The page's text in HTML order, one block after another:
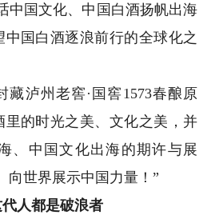
中国文化、中国白酒扬帆出海
国白酒逐浪前行的全球化之
藏泸州老窖·国窖1573春酿原
的时光之美、文化之美，并
、中国文化出海的期许与展
向世界展示中国力量！”
人都是破浪者